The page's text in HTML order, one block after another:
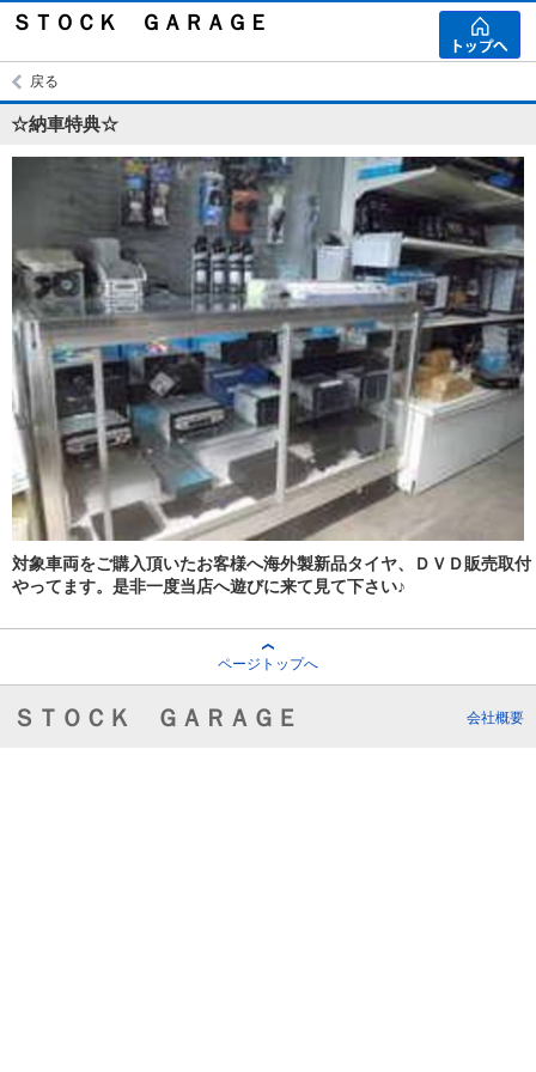
ＳＴＯＣＫ ＧＡＲＡＧＥ
戻る
☆納車特典☆
対象車両をご購入頂いたお客様へ海外製新品タイヤ、ＤＶＤ販売取付
やってます。是非一度当店へ遊びに来て見て下さい♪
ページトップへ
ＳＴＯＣＫ ＧＡＲＡＧＥ 会社概要